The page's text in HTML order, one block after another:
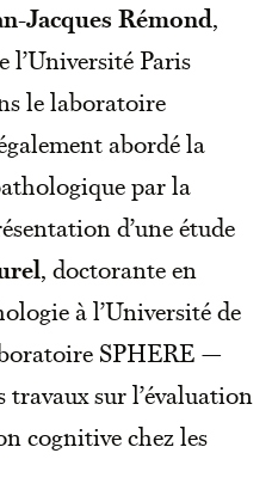
Jacques Rémond,
l’Université Paris
le laboratoire
abordé la
par la
d’une étude
, doctorante en
à l’Université de
SPHERE —
travaux sur l’évaluation
cognitive chez les